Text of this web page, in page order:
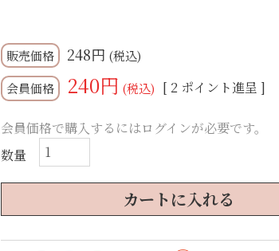
248
税込
会員価格
240 税込 [ 2 ポイント進呈 ]
会員価格で購入するにはログインが必要です。
カートに入れる